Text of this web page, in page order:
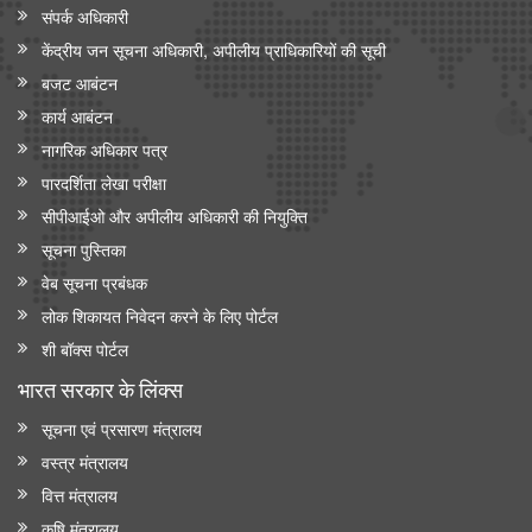
केंद्रीय मंत्री श्री जगत प्रकाश नड्डा ने 'इंडिया मेडिकल डिवाइस 2026' में
सीईओ राउंडटेबल सम्मेलन की अध्यक्षता की
केंद्रीय मंत्री जे.पी. नड्डा ने ‘ एआई इन मेडटेक: आर्टिफिशियल इंटेलिजेंस के
ज़रिए स्वास्थ्य सेवा में क्रांति’ पर नॉलेज पेपर जारी किया
संपर्क अधिकारी
केंद्रीय जन सूचना अधिकारी, अपीलीय प्राधिकारियों की सूची
बजट आबंटन
कार्य आबंटन
नागरिक अधिकार पत्र
पारदर्शिता लेखा परीक्षा
सीपीआईओ और अपी‍लीय अधिकारी की नियुक्ति
सूचना पुस्तिका
वेब सूचना प्रबंधक
लोक शिकायत निवेदन करने के लिए पोर्टल
शी बॉक्स पोर्टल
भारत सरकार के लिंक्‍स
सूचना एवं प्रसारण मंत्रालय
वस्त्र मंत्रालय
वित्त मंत्रालय